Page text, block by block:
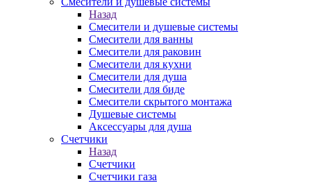
Назад
Смесители и душевые системы
Смесители для ванны
Смесители для раковин
Смесители для кухни
Смесители для душа
Смесители для биде
Смесители скрытого монтажа
Душевые системы
Аксессуары для душа
Счетчики
Назад
Счетчики
Счетчики газа